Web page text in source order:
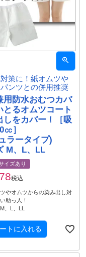
策に！紙オムツや
ンツとの併用推奨
用防水おむつカバ
とるオムツコート
しをカバー！［吸
］
ラータイプ)
M、L、LL
イズあり
税込
やオムツからの染み出し対
助っ人！
、L、LL
トに入れる